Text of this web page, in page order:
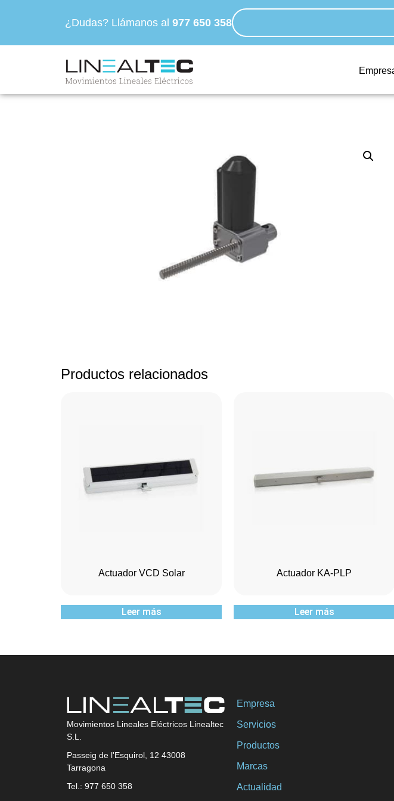
¿Dudas? Llámanos al 977 650 358
Productos relacionados
Actuador VCD Solar
Leer más
Actuador KA-PLP
Leer más
Movimientos Lineales Eléctricos Linealtec
S.L.
Passeig de l'Esquirol, 12 43008
Tarragona
Tel.: 977 650 358
Empresa
Servicios
Productos
Marcas
Actualidad